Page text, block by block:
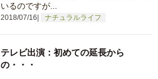
2018/07/16 ナチュラルライフ
いるのですが...
テレビ出演：初めての延長から
の・・・